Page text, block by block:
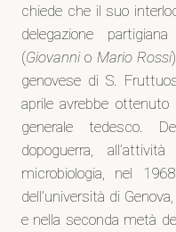
chiede che il suo
delegazione
(Giovannio Mario Rossi
genovese di S.
aprile avrebbe
generale tedesco.
dopoguerra,
microbiologia, nel
dell’università di
e nella seconda metà